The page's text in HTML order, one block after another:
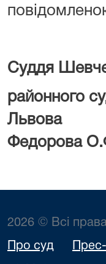
Суддя
районного
Федорова
2026 © Всі
Про суд